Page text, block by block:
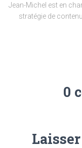
Jean-Michel est en
stratégie de
0